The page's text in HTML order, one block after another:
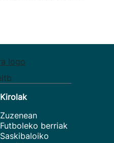
Kirolak
Zuzenean
Futboleko berriak
Saskibaloiko